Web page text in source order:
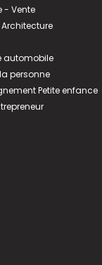
- Vente
automobile
personne
Petite enfance